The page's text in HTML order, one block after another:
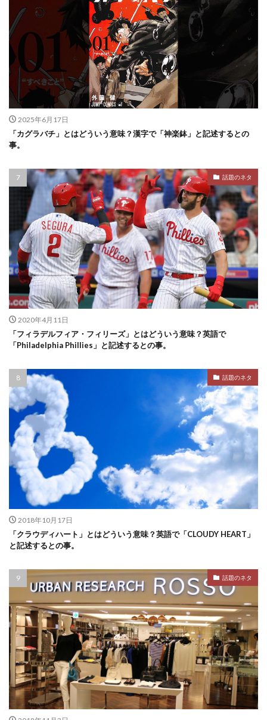
2025年6月17日
「カグラバチ」とはどういう意味？漢字で「神楽鉢」と記述するとの
事。
話題のネタ
2020年4月11日
「フィラデルフィア・フィリーズ」とはどういう意味？英語で
「Philadelphia Phillies」と記述するとの事。
話題のネタ
2018年10月17日
「クラウディハート」とはどういう意味？英語で「CLOUDY HEART」
と記述するとの事。
話題のネタ